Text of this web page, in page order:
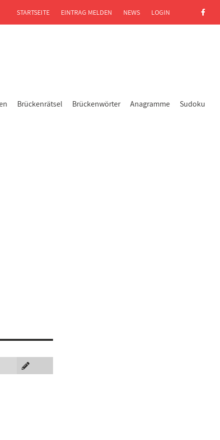
Brückenrätsel Brückenwörter Anagramme Sudoku
STARTSEITE EINTRAG MELDEN NEWS LOGIN